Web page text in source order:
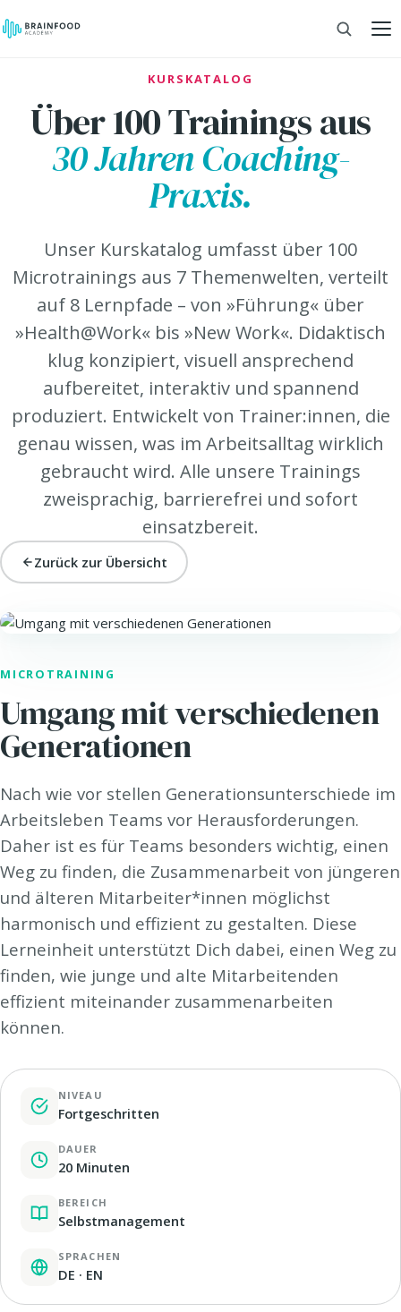
KURSKATALOG
Über 100 Trainings aus
30 Jahren Coaching-
Praxis.
Unser Kurskatalog umfasst über 100
Microtrainings aus 7 Themenwelten, verteilt
auf 8 Lernpfade – von »Führung« über
»Health@Work« bis »New Work«. Didaktisch
klug konzipiert, visuell ansprechend
aufbereitet, interaktiv und spannend
produziert. Entwickelt von Trainer:innen, die
genau wissen, was im Arbeitsalltag wirklich
gebraucht wird. Alle unsere Trainings
zweisprachig, barrierefrei und sofort
einsatzbereit.
Zurück zur Übersicht
MICROTRAINING
Umgang mit verschiedenen
Generationen
Nach wie vor stellen Generationsunterschiede im
Arbeitsleben Teams vor Herausforderungen.
Daher ist es für Teams besonders wichtig, einen
Weg zu finden, die Zusammenarbeit von jüngeren
und älteren Mitarbeiter*innen möglichst
harmonisch und effizient zu gestalten. Diese
Lerneinheit unterstützt Dich dabei, einen Weg zu
finden, wie junge und alte Mitarbeitenden
effizient miteinander zusammenarbeiten
können.
NIVEAU
Fortgeschritten
DAUER
20 Minuten
BEREICH
Selbstmanagement
SPRACHEN
DE · EN